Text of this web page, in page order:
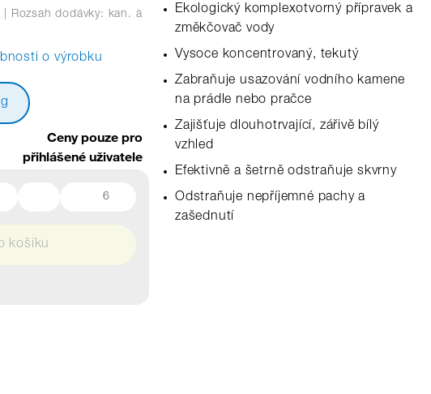
| Rozsah dodávky: kan. à
o výrobku
Ceny pouze pro
přihlášené uživatele
6
košíku
Ekologický komplexotvorný přípravek a
změkčovač vody
Vysoce koncentrovaný, tekutý
Zabraňuje usazování vodního kamene
na prádle nebo pračce
Zajišťuje dlouhotrvající, zářivě bílý
vzhled
Efektivně a šetrně odstraňuje skvrny
Odstraňuje nepříjemné pachy a
zašednutí